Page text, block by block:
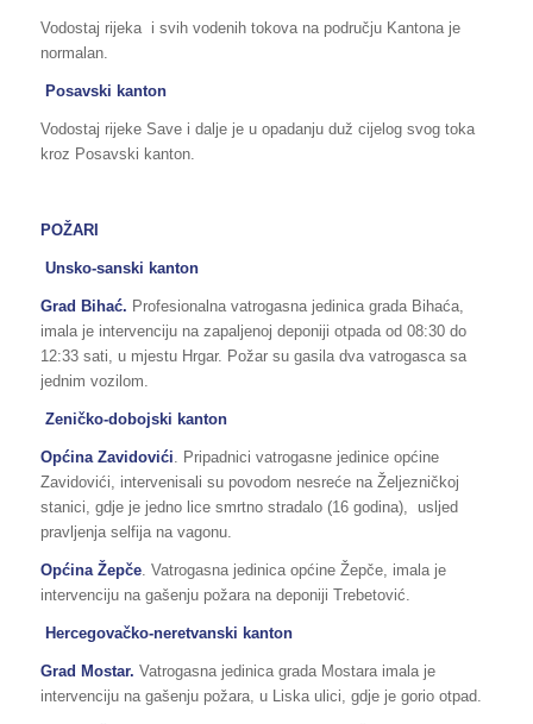
Vodostaj rijeka i svih vodenih tokova na području Kantona je
normalan.
Posavski kanton
Vodostaj rijeke Save i dalje je u opadanju duž cijelog svog toka
kroz Posavski kanton.
POŽARI
Unsko-sanski kanton
Grad Bihać. Profesionalna vatrogasna jedinica grada Bihaća,
imala je intervenciju na zapaljenoj deponiji otpada od 08:30 do
12:33 sati, u mjestu Hrgar. Požar su gasila dva vatrogasca sa
jednim vozilom.
Zeničko-dobojski kanton
Općina Zavidovići. Pripadnici vatrogasne jedinice općine
Zavidovići, intervenisali su povodom nesreće na Željezničkoj
stanici, gdje je jedno lice smrtno stradalo (16 godina), usljed
pravljenja selfija na vagonu.
Općina Žepče. Vatrogasna jedinica općine Žepče, imala je
intervenciju na gašenju požara na deponiji Trebetović.
Hercegovačko-neretvanski kanton
Grad Mostar. Vatrogasna jedinica grada Mostara imala je
intervenciju na gašenju požara, u Liska ulici, gdje je gorio otpad.